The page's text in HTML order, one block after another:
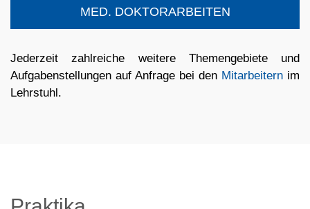
MED. DOKTORARBEITEN
Jederzeit zahlreiche weitere Themengebiete und
Aufgabenstellungen auf Anfrage bei den Mitarbeitern im
Lehrstuhl.